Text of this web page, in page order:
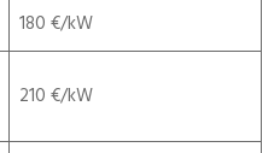
180 €/kW
210 €/kW